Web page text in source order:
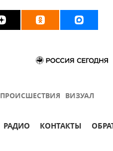
ПРОИСШЕСТВИЯ ВИЗУАЛ
РАДИО КОНТАКТЫ